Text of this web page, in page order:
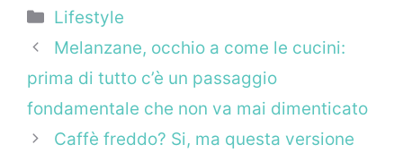
Categorie
Lifestyle
Melanzane, occhio a come le cucini:
prima di tutto c’è un passaggio
fondamentale che non va mai dimenticato
Caffè freddo? Si, ma questa versione